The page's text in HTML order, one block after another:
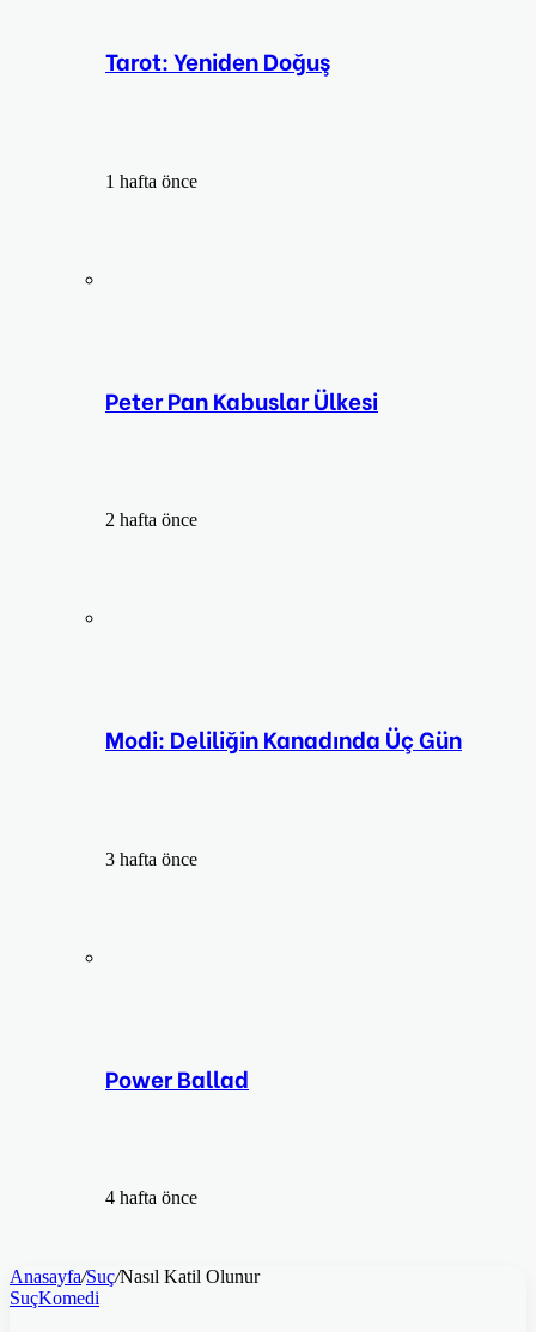
Tarot: Yeniden Doğuş
1 hafta önce
Peter Pan Kabuslar Ülkesi
2 hafta önce
Modi: Deliliğin Kanadında Üç Gün
3 hafta önce
Power Ballad
4 hafta önce
Anasayfa/Suç/Nasıl Katil Olunur
SuçKomedi